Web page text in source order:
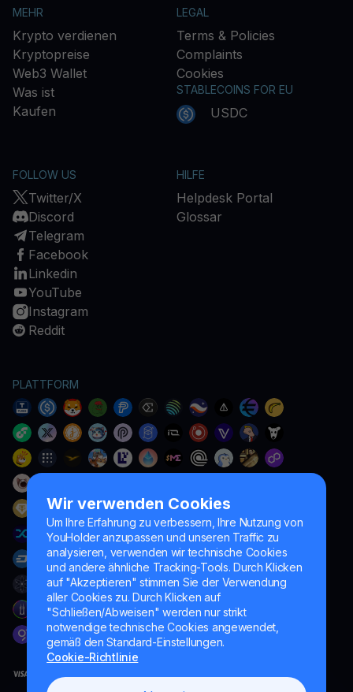
Wir verwenden Cookies
Um Ihre Erfahrung zu verbessern, Ihre Nutzung von
YouHolder anzupassen und unseren Traffic zu
analysieren, verwenden wir technische Cookies
und andere ähnliche Tracking-Tools. Durch Klicken
auf "Akzeptieren" stimmen Sie der Verwendung
aller Cookies zu. Durch Klicken auf
"Schließen/Abweisen" werden nur strikt
notwendige technische Cookies angewendet,
gemäß den Standard-Einstellungen.
Cookie-Richtlinie
MEHR
Krypto verdienen
Kryptopreise
Web3 Wallet
Was ist
Kaufen
LEGAL
Terms & Policies
Complaints
Cookies
STABLECOINS FOR EU
USDC
FOLLOW US
Twitter/X
Discord
Telegram
Facebook
Linkedin
YouTube
Instagram
Reddit
HILFE
Helpdesk Portal
Glossar
PLATTFORM